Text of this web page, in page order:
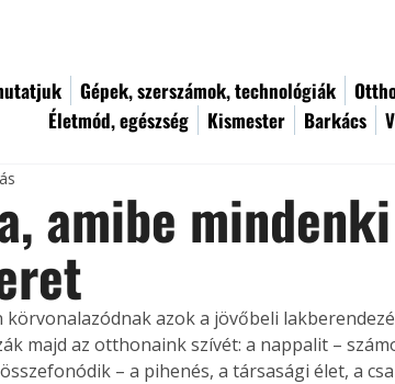
Gépek, szerszámok, technológiák
Életmód, egészség
Kismester Barkács
amibe
körvonalazódnak azok a jövőbeli
majd az otthonaink szívét: a nappalit –
– a pihenés, a társasági élet, a